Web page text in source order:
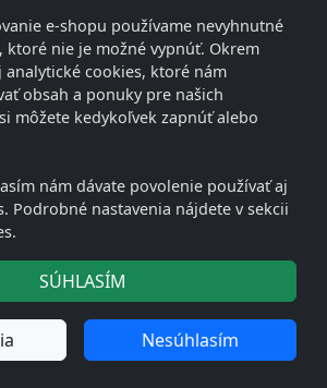
e-shopu používame nevyhnutné
ktoré nie je možné vypnúť. Okrem
analytické cookies, ktoré nám
obsah a ponuky pre našich
môžete kedykoľvek zapnúť alebo
nám dávate povolenie používať aj
Podrobné nastavenia nájdete v sekcii
SÚHLASÍM
Nesúhlasím